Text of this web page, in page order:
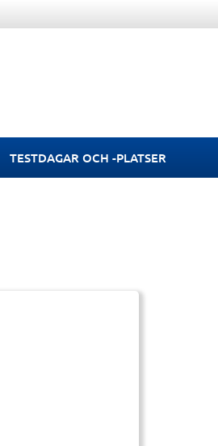
TESTDAGAR OCH -PLATSER